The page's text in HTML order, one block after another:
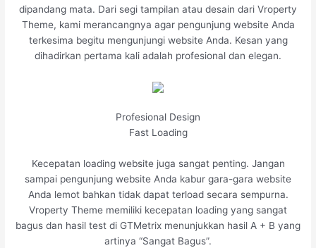
dipandang mata. Dari segi tampilan atau desain dari Vroperty
Theme, kami merancangnya agar pengunjung website Anda
terkesima begitu mengunjungi website Anda. Kesan yang
dihadirkan pertama kali adalah profesional dan elegan.
Profesional Design
Fast Loading
Kecepatan loading website juga sangat penting. Jangan
sampai pengunjung website Anda kabur gara-gara website
Anda lemot bahkan tidak dapat terload secara sempurna.
Vroperty Theme memiliki kecepatan loading yang sangat
bagus dan hasil test di GTMetrix menunjukkan hasil A + B yang
artinya “Sangat Bagus”.